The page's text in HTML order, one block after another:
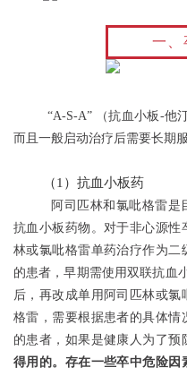
一、
“A-S-A” （抗血小板-他
而且一般启动治疗后需要长期
（1）抗血小板药
阿司匹林和氯吡格雷是
抗血小板药物。对于非心源性
林或氯吡格雷单药治疗作为二
的患者，早期需使用双联抗血
后，再改成单用阿司匹林或
格雷，需要根据患者的具体
的患者，如果是健康人为了预
得用的。存在一些卒中危险